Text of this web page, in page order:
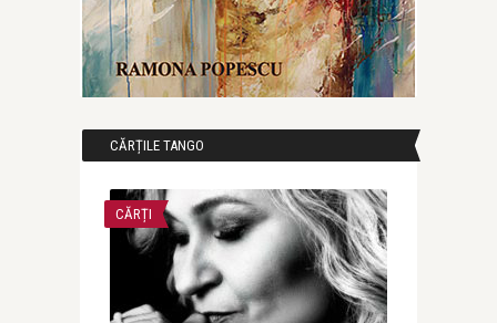
CĂRȚILE TANGO
CĂRȚI